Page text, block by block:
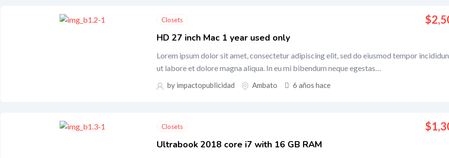
Closets $
HD 27 inch Mac 1 year used only
Lorem ipsum dolor sit amet, consectetur adipiscing elit, sed do eiusmod tempor
ut labore et dolore magna aliqua. In eu mi bibendum neque egestas…
by impactopublicidad Ambato 6 años hace
Closets $
Ultrabook 2018 core i7 with 16 GB RAM